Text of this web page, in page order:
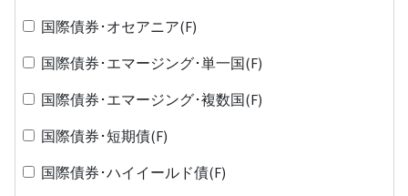
国際債券･オセアニア(F)
国際債券･エマージング･単一国(F)
国際債券･エマージング･複数国(F)
国際債券･短期債(F)
国際債券･ハイイールド債(F)